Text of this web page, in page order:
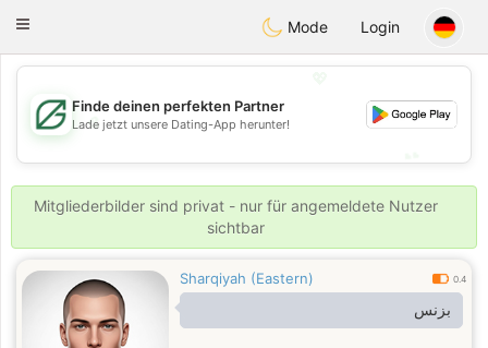
Dating
Toggle
Mode Login
💖
💕
Finde deinen perfekten Partner
Lade jetzt unsere Dating-App herunter!
Mitgliederbilder sind privat - nur für angemeldete Nutzer
sichtbar
Sharqiyah (Eastern) 0.4
بزنس